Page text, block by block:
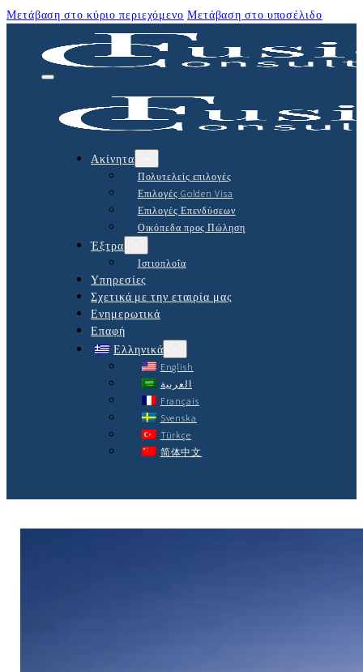
Μετάβαση στο κύριο περιεχόμενο Μετάβαση στο υποσέλιδο
Ακίνητα
Πολυτελείς επιλογές
Επιλογές Golden Visa
Επιλογές Επενδύσεων
Οικόπεδα προς Πώληση
Έξτρα
Ιστιοπλοΐα
Υπηρεσίες
Σχετικά με την εταιρία μας
Ενημερωτικά
Επαφή
Ελληνικά
English
العربية
Français
Svenska
Türkçe
简体中文